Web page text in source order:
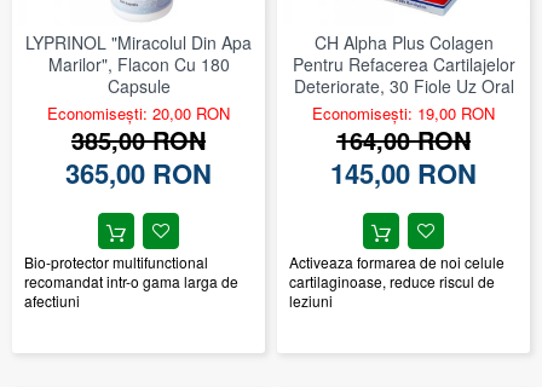
LYPRINOL "Miracolul Din Apa
Marilor", Flacon Cu 180
Capsule
Economisești: 20,00 RON
385,00 RON
365,00 RON
Bio-protector multifunctional
recomandat intr-o gama larga de
afectiuni
CH Alpha Plus Colagen
Pentru Refacerea Cartilajelor
Deteriorate, 30 Fiole Uz Oral
Economisești: 19,00 RON
164,00 RON
145,00 RON
Activeaza formarea de noi celule
cartilaginoase, reduce riscul de
leziuni